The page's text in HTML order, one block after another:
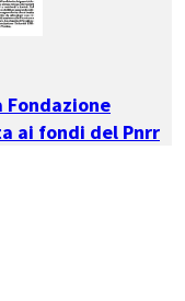
Fondazione
ai fondi del Pnrr